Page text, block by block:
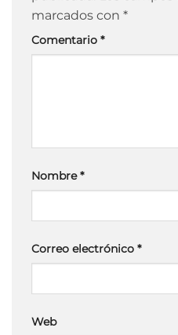
marcados con *
Comentario *
Nombre*
Correo electrónico *
Web